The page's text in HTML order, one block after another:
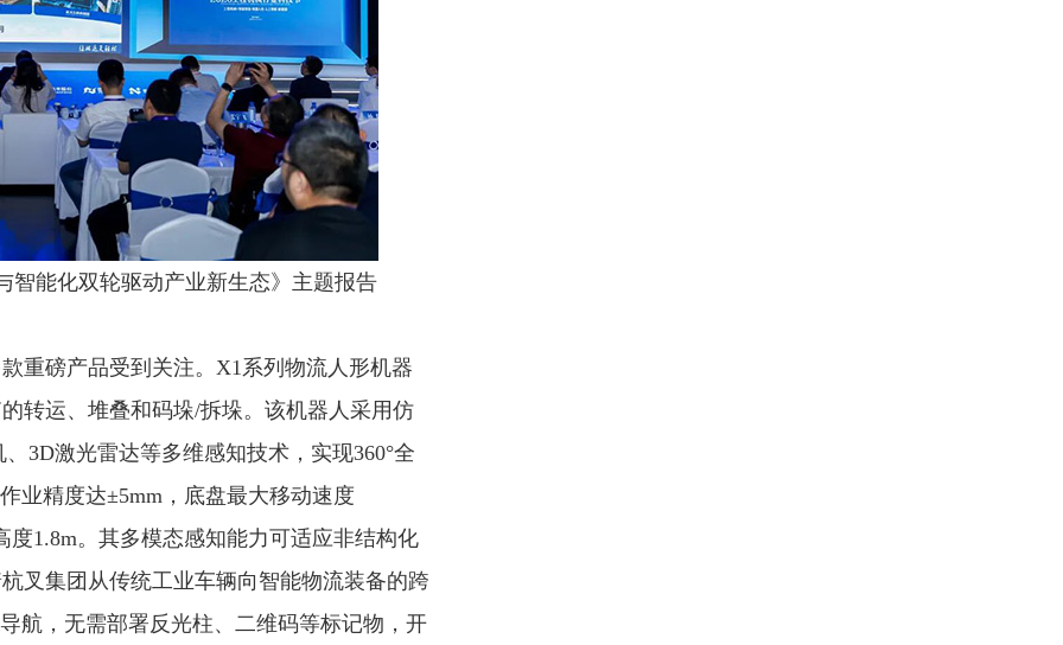
能化双轮驱动产业新生态》主题报告
磅产品受到关注。X1系列物流人形机器
转运、堆叠和码垛/拆垛。该机器人采用仿
3D激光雷达等多维感知技术，实现360°全
业精度达±5mm，底盘最大移动速度
度1.8m。其多模态感知能力可适应非结构化
叉集团从传统工业车辆向智能物流装备的跨
航，无需部署反光柱、二维码等标记物，开